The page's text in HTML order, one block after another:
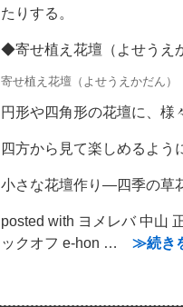
たりする。
◆寄せ植え花壇（よせうえ
寄せ植え花壇（よせうえかだん）
円形や四角形の花壇に、様
四方から見て楽しめるよう
小さな花壇作り―四季の草
posted with ヨメレバ 中山
ックオフ e-hon … ≫続き